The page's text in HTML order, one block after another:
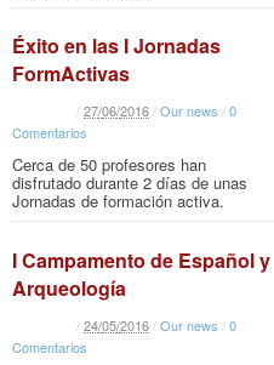
Éxito en las I Jornadas
FormActivas
/27/06/2016/Our news /0
Comentarios
Cerca de 50 profesores han
disfrutado durante 2 días de unas
Jornadas de formación activa.
I Campamento de Español y
Arqueología
/24/05/2016/Our news /0
Comentarios